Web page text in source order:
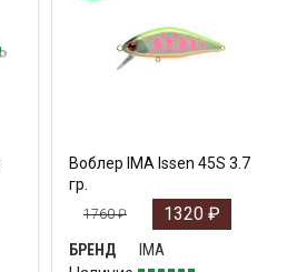
Воблер IMA Issen 45S 3.7
гр.
1760₽ 1320 ₽
БРЕНД
IMA